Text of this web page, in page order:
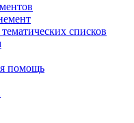
списков
помощь